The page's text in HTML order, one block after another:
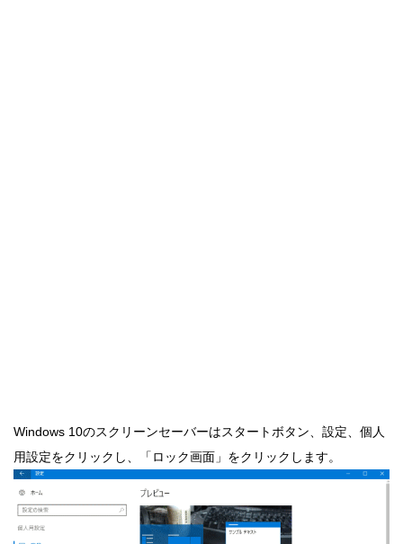
Windows 10のスクリーンセーバーはスタートボタン、設定、個人
用設定をクリックし、「ロック画面」をクリックします。